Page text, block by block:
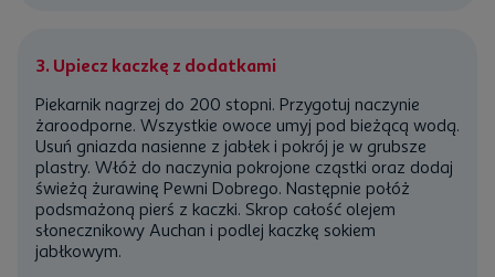
rozmarynu
rafinowanego Auchan
3. Upiecz kaczkę z dodatkami
Piekarnik nagrzej do 200 stopni. Przygotuj naczynie
żaroodporne. Wszystkie owoce umyj pod bieżącą wodą.
Usuń gniazda nasienne z jabłek i pokrój je w grubsze
plastry. Włóż do naczynia pokrojone cząstki oraz dodaj
świeżą żurawinę Pewni Dobrego. Następnie połóż
podsmażoną pierś z kaczki. Skrop całość olejem
słonecznikowy Auchan i podlej kaczkę sokiem
jabłkowym.